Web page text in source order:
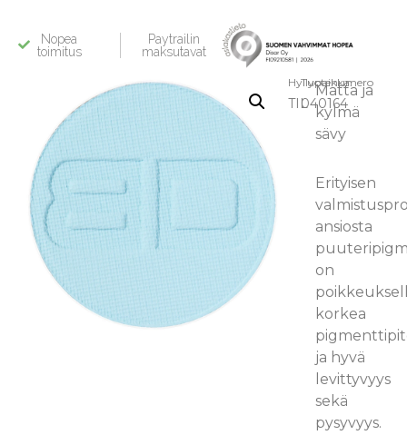
Hyllypaikka:
TIL
Tuotenumero
040164
Matta ja
kylmä
sävy
Erityisen
ansiosta
on
korkea
ja hyvä
levittyvyys
sekä
pysyvyys.
Nopea
toimitus
Paytrailin
maksutavat